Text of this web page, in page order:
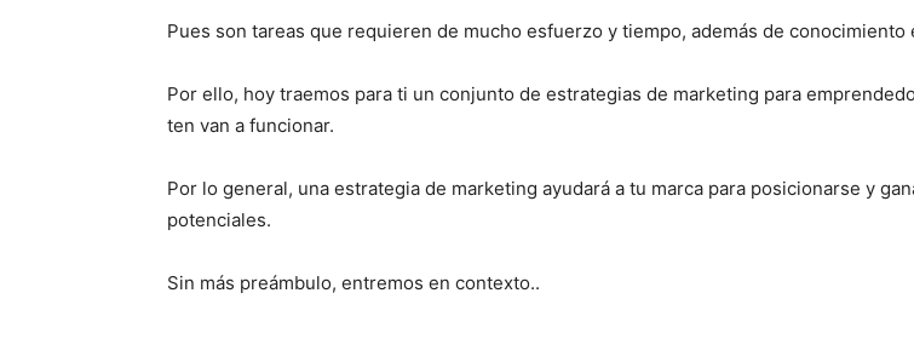
Pues son tareas que requieren de mucho esfuerzo y tiempo, además de conocimiento
Por ello, hoy traemos para ti un conjunto de estrategias de marketing para
ten van a funcionar.
Por lo general, una estrategia de marketing ayudará a tu marca para posicionarse y
potenciales.
Sin más preámbulo, entremos en contexto..